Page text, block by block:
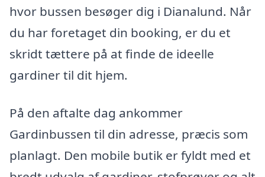
hvor bussen besøger dig i Dianalund. Når
du har foretaget din booking, er du et
skridt tættere på at finde de ideelle
gardiner til dit hjem.
På den aftalte dag ankommer
Gardinbussen til din adresse, præcis som
planlagt. Den mobile butik er fyldt med et